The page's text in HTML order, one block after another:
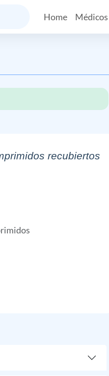
Home Médicos
recubiertos